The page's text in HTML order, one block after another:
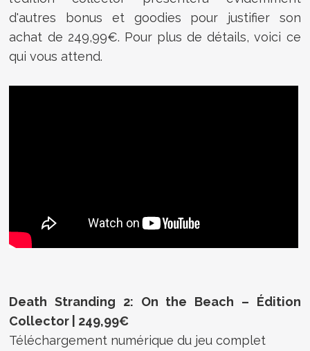
d'autres bonus et goodies pour justifier son
achat de 249,99€. Pour plus de détails, voici ce
qui vous attend.
Death Stranding 2: On the Beach – Édition
Collector | 249,99€
Téléchargement numérique du jeu complet